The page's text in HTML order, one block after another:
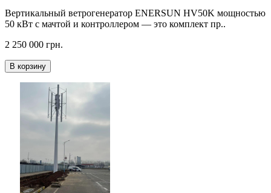
Вертикальный ветрогенератор ENERSUN HV50K мощностью
50 кВт с мачтой и контроллером — это комплект пр..
2 250 000 грн.
В корзину